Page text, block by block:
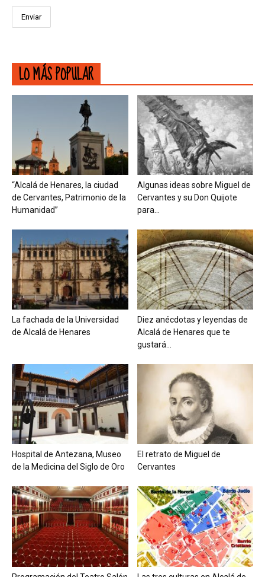
LO MÁS POPULAR
“Alcalá de Henares, la ciudad
de Cervantes, Patrimonio de la
Humanidad”
Algunas ideas sobre Miguel de
Cervantes y su Don Quijote
para...
La fachada de la Universidad
de Alcalá de Henares
Diez anécdotas y leyendas de
Alcalá de Henares que te
gustará...
Hospital de Antezana, Museo
de la Medicina del Siglo de Oro
El retrato de Miguel de
Cervantes